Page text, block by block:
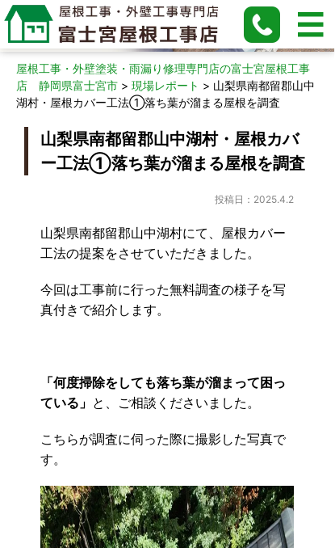
現場レポート
屋根工事・外壁塗装・雨漏り修理専門店の富士宮屋根工事
店 静岡県富士宮市 > 現場レポート > 山梨県南都留郡山中
湖村・屋根カバー工法①落ち葉が溜まる屋根を調査
山梨県南都留郡山中湖村・屋根カバ
ー工法①落ち葉が溜まる屋根を調査
投稿日：2025.4.2
山梨県南都留郡山中湖村にて、屋根カバー
工法の提案をさせていただきました。
今回は工事前に行った無料調査の様子を写
真付きで紹介します。
「何度掃除をしても落ち葉が溜まって困っ
ている」 と、ご相談くださいました。
こちらが調査に伺った際に撮影した写真で
す。